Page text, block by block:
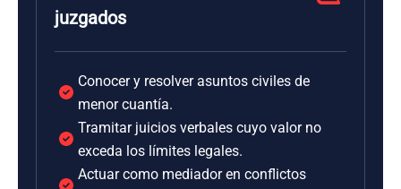
juzgados
Conocer y resolver asuntos civiles de
menor cuantía.
Tramitar juicios verbales cuyo valor no
exceda los límites legales.
Actuar como mediador en conflictos